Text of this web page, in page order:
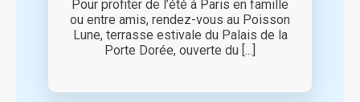
Pour profiter de l’été à Paris en famille
ou entre amis, rendez-vous au Poisson
Lune, terrasse estivale du Palais de la
Porte Dorée, ouverte du [...]